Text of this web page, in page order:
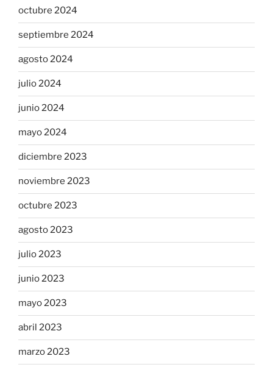
octubre 2024
septiembre 2024
agosto 2024
julio 2024
junio 2024
mayo 2024
diciembre 2023
noviembre 2023
octubre 2023
agosto 2023
julio 2023
junio 2023
mayo 2023
abril 2023
marzo 2023